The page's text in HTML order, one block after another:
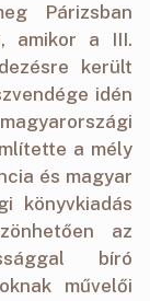
Párizsban
amikor a III.
került
idén
a mély
és magyar
könyvkiadás
az
bíró
művelői